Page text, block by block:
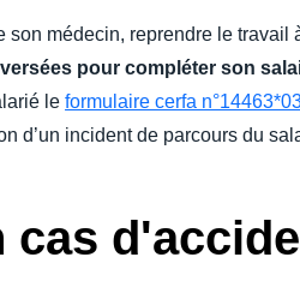
médecin, reprendre le travail
pour compléter son
leformulaire cerfa
d’un incident de parcours du